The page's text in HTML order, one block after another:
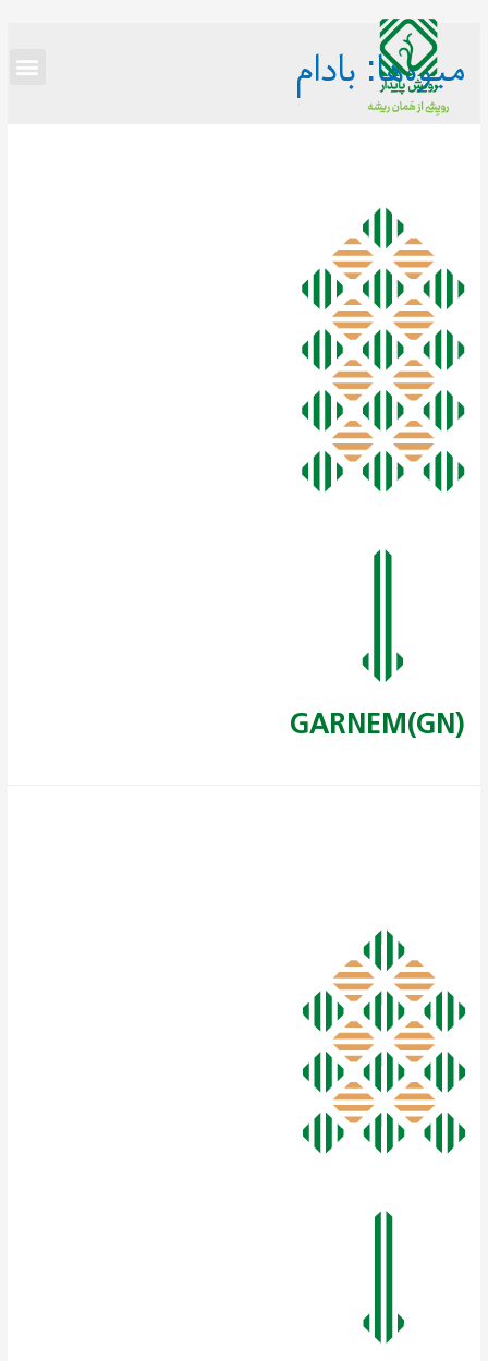
میوه‌ها: بادام
(GN)GARNEM